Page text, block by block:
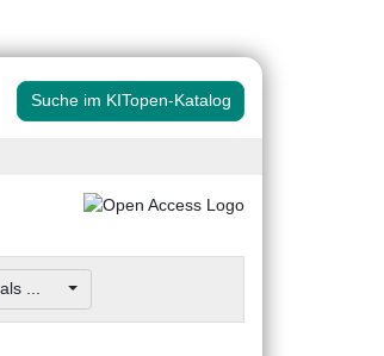
Suche im KITopen-Katalog
als ...